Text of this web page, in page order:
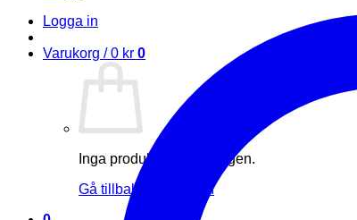
Logga in
Varukorg /0 kr 0
Inga produkter i varukorgen.
Gå tillbaka till butiken